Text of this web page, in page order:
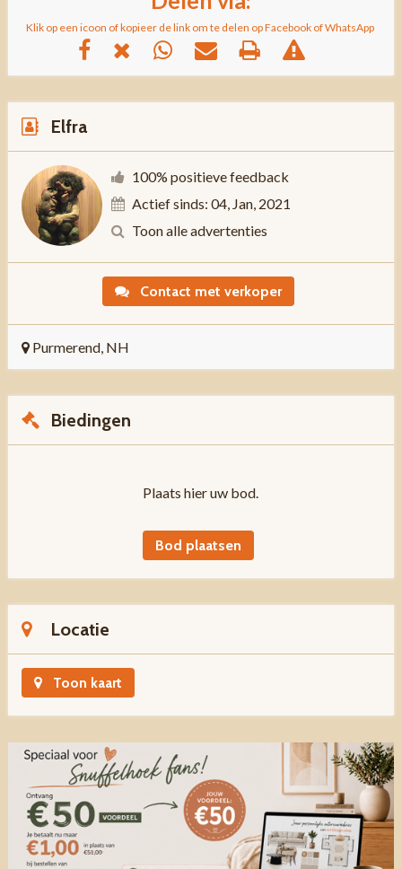
Klik op een icoon of kopieer de link om te delen op Facebook of WhatsApp
Elfra
100% positieve feedback
Actief sinds: 04, Jan, 2021
Toon alle advertenties
Contact met verkoper
Purmerend, NH
Biedingen
Plaats hier uw bod.
Bod plaatsen
Locatie
Toon kaart